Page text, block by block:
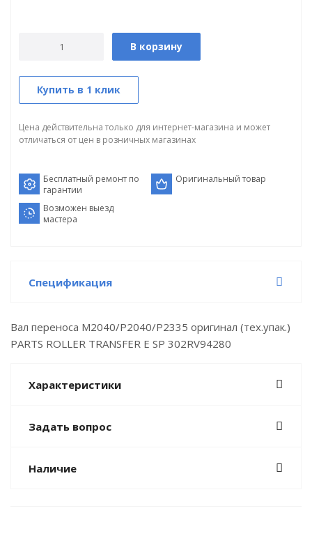
В корзину
Купить в 1 клик
Цена действительна только для интернет-магазина и может
отличаться от цен в розничных магазинах
Бесплатный ремонт по
гарантии
Оригинальный товар
Возможен выезд
мастера
Спецификация
Вал переноса M2040/P2040/P2335 оригинал (тех.упак.)
PARTS ROLLER TRANSFER E SP 302RV94280
Характеристики
Задать вопрос
Наличие